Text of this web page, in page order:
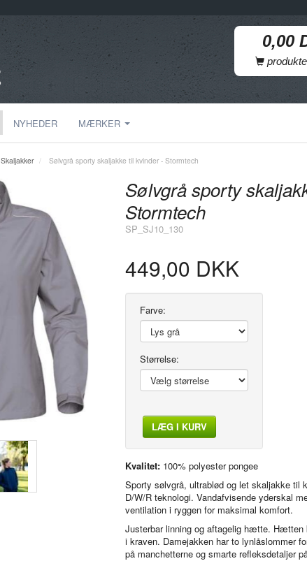
NYHEDER MÆRKER
Skaljakker Sølvgrå sporty skaljakke til kvinder - Stormtech
Modelfoto
Sølvgrå sporty
Stormtech
SP_SJ10_130
449,00 DKK
Farve:
Størrelse:
LÆG I KURV
Kvalitet:100% polyester pongee
Sporty sølvgrå, ultrablød og let skaljakke til
D/W/R teknologi. Vandafvisende yderskal
ventilation i ryggen for maksimal komfort.
Justerbar linning og aftagelig hætte. Hætten
i kraven. Damejakken har to lynlåslommer
på manchetterne og smarte refleksdetaljer